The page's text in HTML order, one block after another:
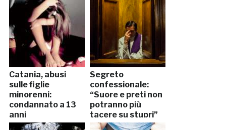
Catania, abusi
sulle figlie
minorenni:
condannato a 13
anni
Segreto
confessionale:
“Suore e preti non
potranno più
tacere su stupri”